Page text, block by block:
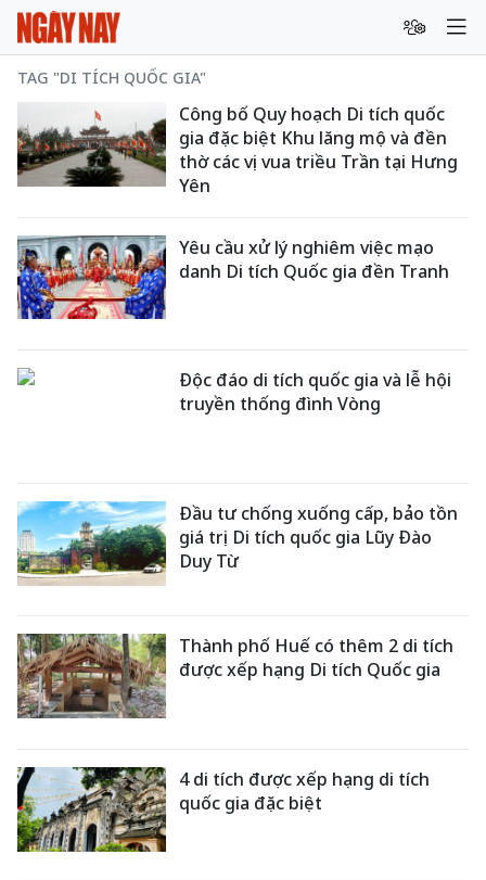
TAG "DI TÍCH QUỐC GIA"
Công bố Quy hoạch Di tích quốc
gia đặc biệt Khu lăng mộ và đền
thờ các vị vua triều Trần tại Hưng
Yên
Yêu cầu xử lý nghiêm việc mạo
danh Di tích Quốc gia đền Tranh
Độc đáo di tích quốc gia và lễ hội
truyền thống đình Vòng
Đầu tư chống xuống cấp, bảo tồn
giá trị Di tích quốc gia Lũy Đào
Duy Từ
Thành phố Huế có thêm 2 di tích
được xếp hạng Di tích Quốc gia
4 di tích được xếp hạng di tích
quốc gia đặc biệt